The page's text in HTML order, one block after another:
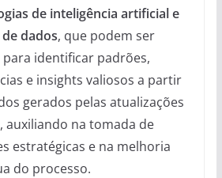
de inteligência artificial e
dados, que podem ser
para identificar padrões,
e insights valiosos a partir
gerados pelas atualizações
auxiliando na tomada de
estratégicas e na melhoria
do processo.